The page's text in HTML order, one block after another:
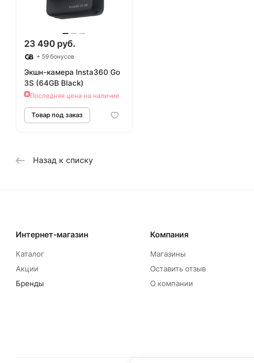
23 490 руб.
+ 59 бонусов
Экшн-камера Insta360 Go
3S (64GB Black)
Последняя цена на наличие
Товар под заказ
Назад к списку
Интернет-магазин
Каталог
Акции
Бренды
Компания
Магазины
Оставить отзыв
О компании